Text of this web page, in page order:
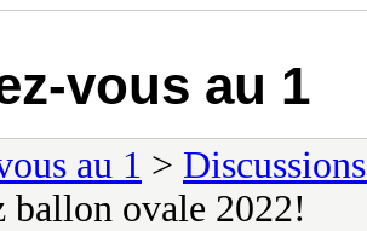
vous au 1
au 1 >
ballon ovale 2022!